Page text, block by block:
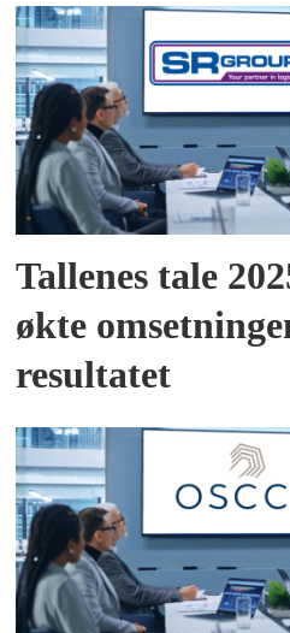
Tallenes tale
økte
resultatet